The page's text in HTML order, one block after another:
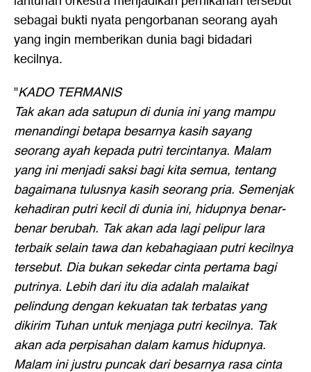
sebagai bukti nyata pengorbanan seorang ayah
yang ingin memberikan dunia bagi bidadari
kecilnya.
"KADO TERMANIS
Tak akan ada satupun di dunia ini yang mampu
menandingi betapa besarnya kasih sayang
seorang ayah kepada putri tercintanya. Malam
yang ini menjadi saksi bagi kita semua, tentang
bagaimana tulusnya kasih seorang pria. Semenjak
kehadiran putri kecil di dunia ini, hidupnya benar-
benar berubah. Tak akan ada lagi pelipur lara
terbaik selain tawa dan kebahagiaan putri kecilnya
tersebut. Dia bukan sekedar cinta pertama bagi
putrinya. Lebih dari itu dia adalah malaikat
pelindung dengan kekuatan tak terbatas yang
dikirim Tuhan untuk menjaga putri kecilnya. Tak
akan ada perpisahan dalam kamus hidupnya.
Malam ini justru puncak dari besarnya rasa cinta